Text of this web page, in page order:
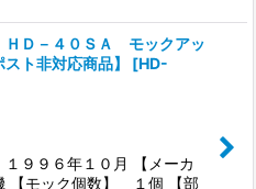
Ｄ－４０ＳＡ モックアッ
ト非対応商品】
[HD-
９６年１０月 【メーカ
モック個数】 １個 【部